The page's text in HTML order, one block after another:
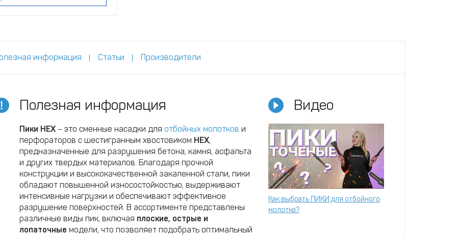
информация Статьи Производители
Видео
Как выбрать ПИКИ для отбойного
молотка?
Полезная информация
Пики HEX– это сменные насадки для отбойных молотков и
перфораторов с шестигранным хвостовиком HEX,
предназначенные для разрушения бетона, камня, асфальта
и других твердых материалов. Благодаря прочной
конструкции и высококачественной закаленной стали, пики
обладают повышенной износостойкостью, выдерживают
интенсивные нагрузки и обеспечивают эффективное
разрушение поверхностей. В ассортименте представлены
различные виды пик, включая плоские, острые и
лопаточные модели, что позволяет подобрать оптимальный